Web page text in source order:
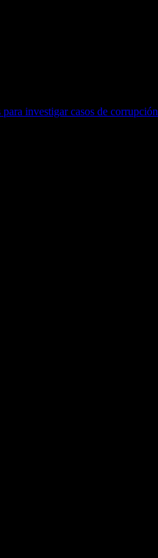
investigar casos de corrupción